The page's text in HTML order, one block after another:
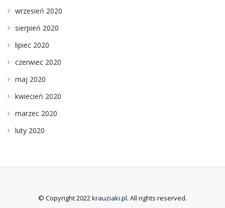
wrzesień 2020
sierpień 2020
lipiec 2020
czerwiec 2020
maj 2020
kwiecień 2020
marzec 2020
luty 2020
© Copyright 2022krauziaki.pl. All rights reserved.